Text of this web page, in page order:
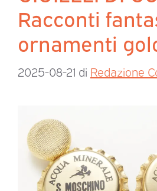
Racconti
ornamenti
2025-08-21 di Redazione